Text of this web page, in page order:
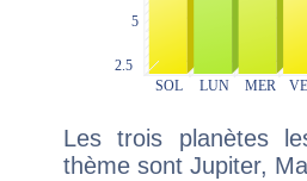
Les trois planètes
thème sont Jupiter,